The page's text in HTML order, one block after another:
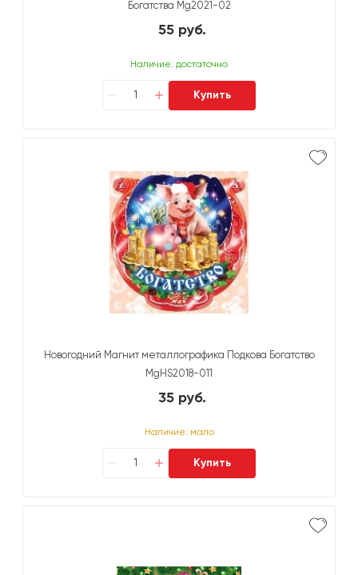
Богатства Mg2021-02
55 руб.
Наличие: достаточно
Купить
Новогодний Магнит металлографика Подкова Богатство
MgHS2018-011
35 руб.
Наличие: мало
Купить